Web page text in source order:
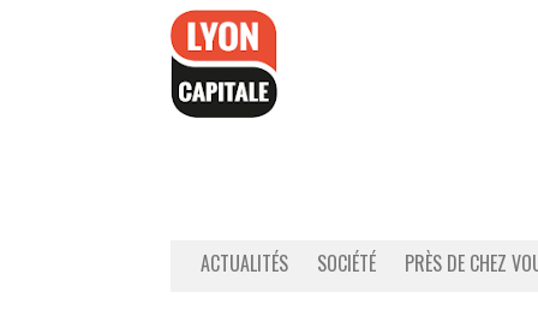
ACTUALITÉS SOCIÉTÉ PRÈS DE CHEZ